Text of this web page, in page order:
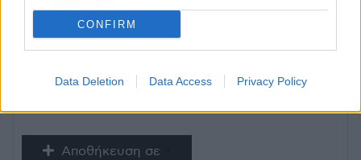
CONFIRM
Data Deletion Data Access Privacy Policy
Τηλ. 210 7282000
Αποθήκευση σε